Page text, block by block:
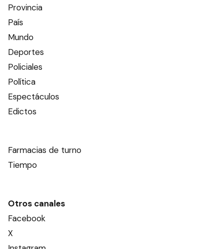
Provincia
País
Mundo
Deportes
Policiales
Política
Espectáculos
Edictos
Farmacias de turno
Tiempo
Otros canales
Facebook
X